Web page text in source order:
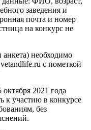
заведения и
почта и номер
на конкурс не
анкета) необходимо
с пометкой
2021 года
к участию в конкурсе
без